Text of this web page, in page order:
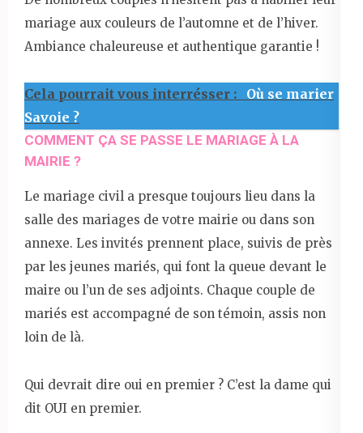
mariage aux couleurs de l’automne et de l’hiver.
Ambiance chaleureuse et authentique garantie !
Cela pourrait vous interrésser :
Où se marier
Savoie ?
COMMENT ÇA SE PASSE LE MARIAGE À LA
MAIRIE ?
Le mariage civil a presque toujours lieu dans la
salle des mariages de votre mairie ou dans son
annexe. Les invités prennent place, suivis de près
par les jeunes mariés, qui font la queue devant le
maire ou l’un de ses adjoints. Chaque couple de
mariés est accompagné de son témoin, assis non
loin de là.
Qui devrait dire oui en premier ? C’est la dame qui
dit OUI en premier.